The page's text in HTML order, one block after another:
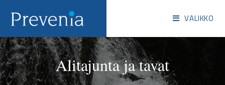
VALIKKO
Alitajunta ja tavat